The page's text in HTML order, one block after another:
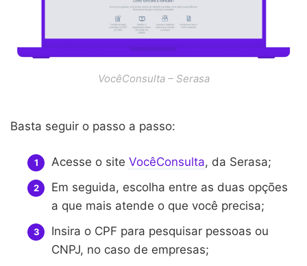
VocêConsulta – Serasa
Basta seguir o passo a passo:
Acesse o site VocêConsulta, da Serasa;
Em seguida, escolha entre as duas opções
a que mais atende o que você precisa;
Insira o CPF para pesquisar pessoas ou
CNPJ, no caso de empresas;